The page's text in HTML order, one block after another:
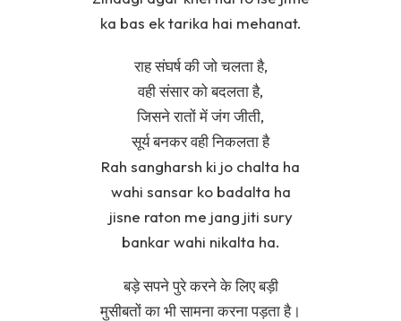
ka bas ek tarika hai mehanat.
राह संघर्ष की जो चलता है,
वही संसार को बदलता है,
जिसने रातों में जंग जीती,
सूर्य बनकर वही निकलता है
Rah sangharsh ki jo chalta ha
wahi sansar ko badalta ha
jisne raton me jang jiti sury
bankar wahi nikalta ha.
बड़े सपने पुरे करने के लिए बड़ी
मुसीबतों का भी सामना करना पड़ता है।